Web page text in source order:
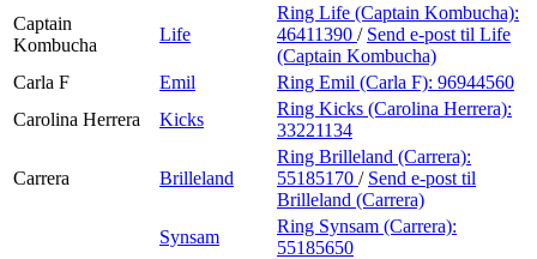
Captain
Kombucha
Life
Ring Life (Captain Kombucha):
46411390 / Send e-post til Life
(Captain Kombucha)
Carla F
Emil Ring Emil (Carla F): 96944560
Carolina Herrera
Kicks
Ring Kicks (Carolina Herrera):
33221134
Carrera Brilleland
Ring Brilleland (Carrera):
55185170 / Send e-post til
Brilleland (Carrera)
Synsam
Ring Synsam (Carrera):
55185650